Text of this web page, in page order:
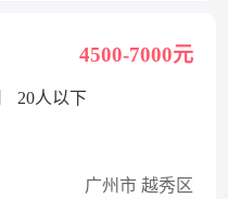
4500-7000元
20人以下
广州市 越秀区